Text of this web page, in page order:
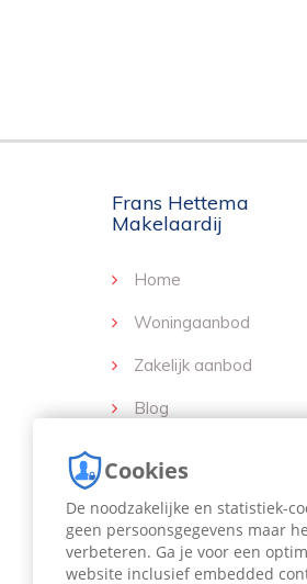
Frans Hettema
Makelaardij
Home
Woningaanbod
Zakelijk aanbod
Blog
Contact
MOVE
Cookies
De noodzakelijke en statistiek-
geen persoonsgegevens maar
verbeteren. Ga je voor een
website inclusief embedded